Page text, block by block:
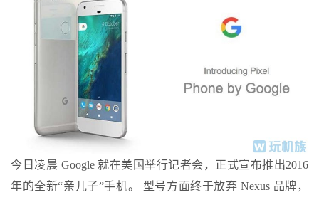
今日凌晨 Google就在美国举行记者会，正式宣布推出2016
年的全新“亲儿子”手机。 型号方面终于放弃 Nexus 品牌，